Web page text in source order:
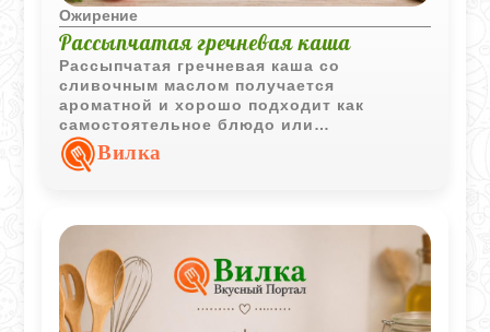
Ожирение
Рассыпчатая гречневая каша
Рассыпчатая гречневая каша со
сливочным маслом получается
ароматной и хорошо подходит как
самостоятельное блюдо или
универсальный гарнир.
Вилка